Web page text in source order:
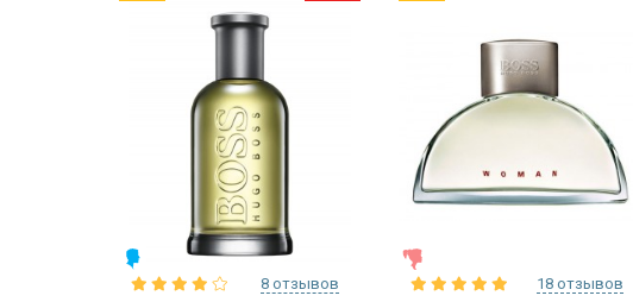
МУЖСКИЕ
8 отзывов 18 отзывов